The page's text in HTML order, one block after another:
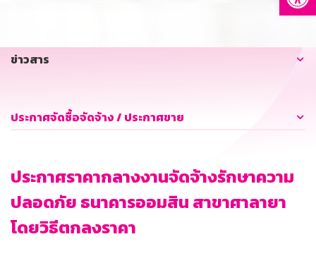
ข่าวสาร
ประกาศจัดซื้อจัดจ้าง / ประกาศขาย
ประกาศราคากลางงานจัดจ้างรักษาความ
ปลอดภัย ธนาคารออมสิน สาขาศาลายา
โดยวิธีตกลงราคา